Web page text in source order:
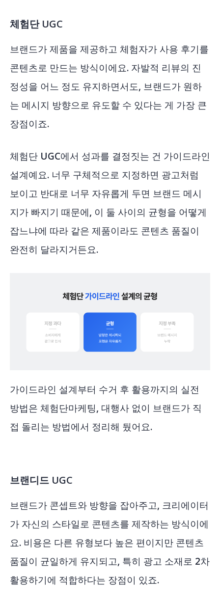
체험단 UGC
브랜드가 제품을 제공하고 체험자가 사용 후기를
콘텐츠로 만드는 방식이에요. 자발적 리뷰의 진
정성을 어느 정도 유지하면서도, 브랜드가 원하
는 메시지 방향으로 유도할 수 있다는 게 가장 큰
장점이죠.
체험단 UGC에서 성과를 결정짓는 건 가이드라인
설계예요. 너무 구체적으로 지정하면 광고처럼
보이고 반대로 너무 자유롭게 두면 브랜드 메시
지가 빠지기 때문에, 이 둘 사이의 균형을 어떻게
잡느냐에 따라 같은 제품이라도 콘텐츠 품질이
완전히 달라지거든요.
가이드라인 설계부터 수거 후 활용까지의 실전
방법은 체험단마케팅, 대행사 없이 브랜드가 직
접 돌리는 방법에서 정리해 뒀어요.
브랜디드 UGC
브랜드가 콘셉트와 방향을 잡아주고, 크리에이터
가 자신의 스타일로 콘텐츠를 제작하는 방식이에
요. 비용은 다른 유형보다 높은 편이지만 콘텐츠
품질이 균일하게 유지되고, 특히 광고 소재로 2차
활용하기에 적합하다는 장점이 있죠.